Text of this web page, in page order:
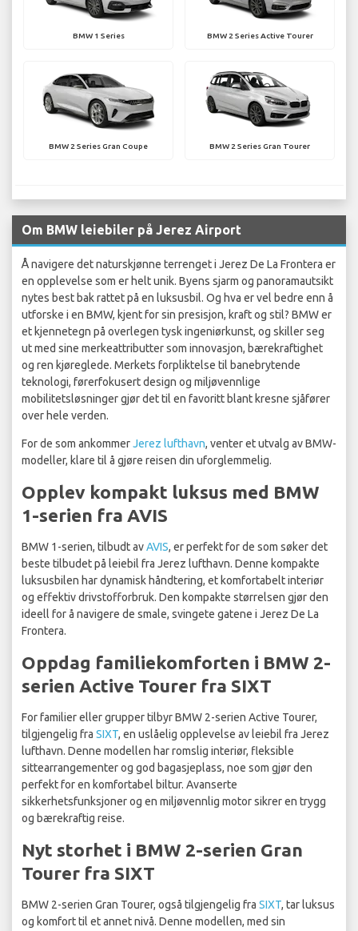
BMW 1 Series BMW 2 Series Active Tourer
BMW 2 Series Gran Coupe BMW 2 Series Gran Tourer
Om BMW leiebiler på Jerez Airport
Å navigere det naturskjønne terrenget i Jerez De La Frontera er
en opplevelse som er helt unik. Byens sjarm og panoramautsikt
nytes best bak rattet på en luksusbil. Og hva er vel bedre enn å
utforske i en BMW, kjent for sin presisjon, kraft og stil? BMW er
et kjennetegn på overlegen tysk ingeniørkunst, og skiller seg
ut med sine merkeattributter som innovasjon, bærekraftighet
og ren kjøreglede. Merkets forpliktelse til banebrytende
teknologi, førerfokusert design og miljøvennlige
mobilitetsløsninger gjør det til en favoritt blant kresne sjåfører
over hele verden.
For de som ankommerJerez lufthavn, venter et utvalg av BMW-
modeller, klare til å gjøre reisen din uforglemmelig.
Opplev kompakt luksus med BMW
1-serien fra AVIS
BMW 1-serien, tilbudt avAVIS, er perfekt for de som søker det
beste tilbudet på leiebil fra Jerez lufthavn. Denne kompakte
luksusbilen har dynamisk håndtering, et komfortabelt interiør
og effektiv drivstofforbruk. Den kompakte størrelsen gjør den
ideell for å navigere de smale, svingete gatene i Jerez De La
Frontera.
Oppdag familiekomforten i BMW 2-
serien Active Tourer fra SIXT
For familier eller grupper tilbyr BMW 2-serien Active Tourer,
tilgjengelig fra SIXT, en uslåelig opplevelse av leiebil fra Jerez
lufthavn. Denne modellen har romslig interiør, fleksible
sittearrangementer og god bagasjeplass, noe som gjør den
perfekt for en komfortabel biltur. Avanserte
sikkerhetsfunksjoner og en miljøvennlig motor sikrer en trygg
og bærekraftig reise.
Nyt storhet i BMW 2-serien Gran
Tourer fra SIXT
BMW 2-serien Gran Tourer, også tilgjengelig fra SIXT, tar luksus
og komfort til et annet nivå. Denne modellen, med sin